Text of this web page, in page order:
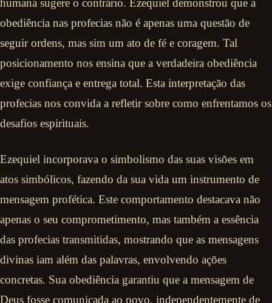
humana sugere o contrário. Ezequiel demonstrou que a
obediência nas profecias não é apenas uma questão de
seguir ordens, mas sim um ato de fé e coragem. Tal
posicionamento nos ensina que a verdadeira obediência
exige confiança e entrega total. Esta interpretação das
profecias nos convida a refletir sobre como enfrentamos os
desafios espirituais.
Ezequiel incorporava o simbolismo das suas visões em
atos simbólicos, fazendo da sua vida um instrumento de
mensagem profética. Este comportamento destacava não
apenas o seu comprometimento, mas também a essência
das profecias transmitidas, mostrando que as mensagens
divinas iam além das palavras, envolvendo ações
concretas. Sua obediência garantiu que a mensagem de
Deus fosse comunicada ao povo, independentemente de